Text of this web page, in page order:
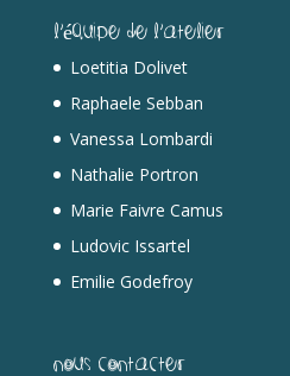
L’équipe de l’Atelier
Loetitia Dolivet
Raphaele Sebban
Vanessa Lombardi
Nathalie Portron
Marie Faivre Camus
Ludovic Issartel
Emilie Godefroy
Nous contacter